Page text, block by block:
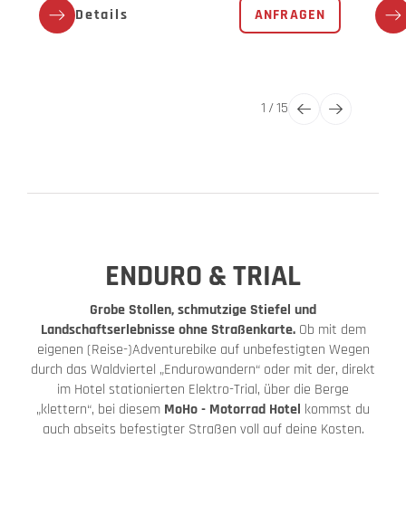
Details ANFRAGEN
1 /15
ENDURO & TRIAL
Grobe Stollen, schmutzige Stiefel und
Landschaftserlebnisse ohne Straßenkarte.Ob mit dem
eigenen (Reise-)Adventurebike auf unbefestigten Wegen
durch das Waldviertel „Endurowandern“ oder mit der, direkt
im Hotel stationierten Elektro-Trial, über die Berge
„klettern“, bei diesem MoHo - Motorrad Hotel kommst du
auch abseits befestigter Straßen voll auf deine Kosten.